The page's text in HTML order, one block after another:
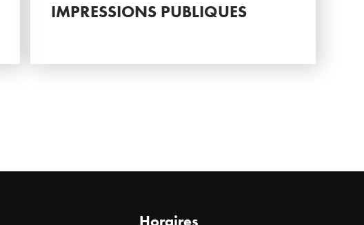
IMPRESSIONS PUBLIQUES